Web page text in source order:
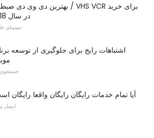
در سال 2018
سینمای
اشتباهات رایج برای جلوگیری از توسعه
آیا تمام خدمات رایگان رایگان واقعا رایگان
ایمیل